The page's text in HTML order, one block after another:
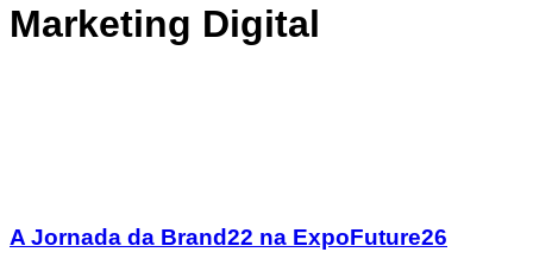
Marketing Digital
A Jornada da Brand22 na ExpoFuture26